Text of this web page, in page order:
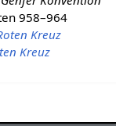
958–964
Kreuz
Kreuz